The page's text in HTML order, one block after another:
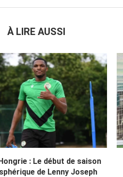
À LIRE AUSSI
: Le début de saison
de Lenny Joseph